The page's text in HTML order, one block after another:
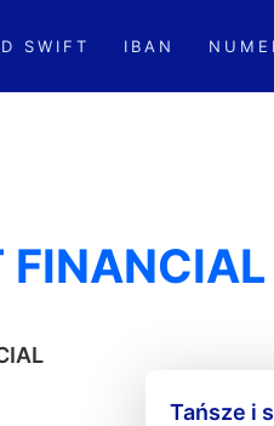
SWIFT IBAN
Tańsze i